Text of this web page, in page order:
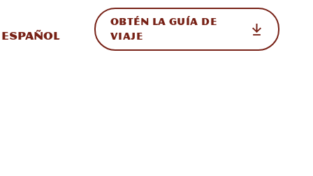
en el sitioInternacional
Español
OBTÉN LA GUÍA DE
VIAJE